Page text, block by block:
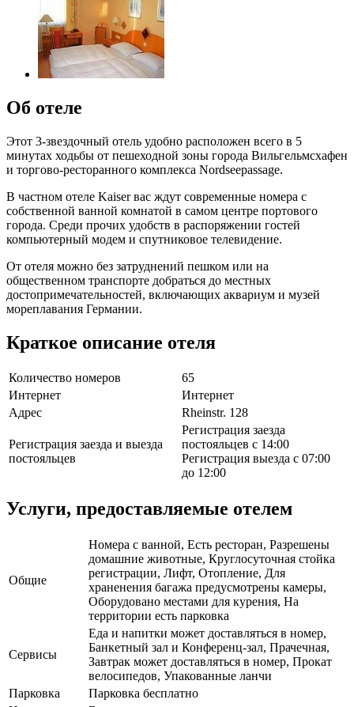
Об отеле
Этот 3-звездочный отель удобно расположен всего в 5
минутах ходьбы от пешеходной зоны города Вильгельмсхафен
и торгово-ресторанного комплекса Nordseepassage.
В частном отеле Kaiser вас ждут современные номера с
собственной ванной комнатой в самом центре портового
города. Среди прочих удобств в распоряжении гостей
компьютерный модем и спутниковое телевидение.
От отеля можно без затруднений пешком или на
общественном транспорте добраться до местных
достопримечательностей, включающих аквариум и музей
мореплавания Германии.
Краткое описание отеля
Количество номеров
65
Интернет
Интернет
Адрес
Rheinstr. 128
Регистрация заезда и выезда
постояльцев
Регистрация заезда
постояльцев с 14:00
Регистрация выезда с 07:00
до 12:00
Услуги, предоставляемые отелем
Общие
Номера с ванной, Есть ресторан, Разрешены
домашние животные, Круглосуточная стойка
регистрации, Лифт, Отопление, Для
храненения багажа предусмотрены камеры,
Оборудовано местами для курения, На
территории есть парковка
Сервисы
Еда и напитки может доставляться в номер,
Банкетный зал и Конференц-зал, Прачечная,
Завтрак может доставляться в номер, Прокат
велосипедов, Упакованные ланчи
Парковка
Парковка бесплатно